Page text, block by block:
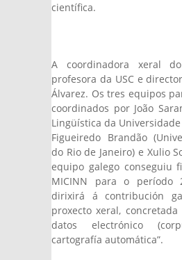
científica.
A coordinadora xeral
profesora da USC e
Álvarez. Os tres equipos
coordinados por João
Lingüística da Universidade
Figueiredo Brandão
do Rio de Janeiro) e Xulio
equipo galego conseguiu
MICINN para o período
dirixirá á contribución
proxecto xeral, concretada
datos electrónico
cartografía automática”.